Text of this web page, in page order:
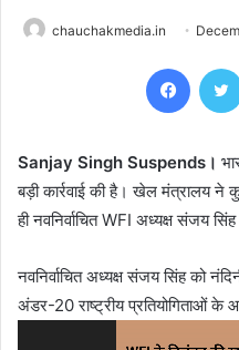
chauchakmedia.in
Sanjay Singh Suspends।
बड़ी कार्रवाई की है। खेल मंत्रालय ने
ही नवनिर्वाचित WFI अध्यक्ष संजय
नवनिर्वाचित अध्यक्ष संजय सिंह को
अंडर-20 राष्ट्रीय प्रतियोगिताओं के